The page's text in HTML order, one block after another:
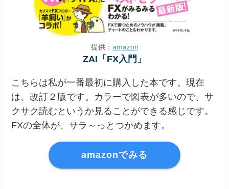
提供： amazon
ZAI「FX入門」
こちらは私が一番最初に購入した本です。現在
は、改訂２版です。カラーで図表が多いので、サ
クサク読むというか見ることができる感じです。
FXの全体が、サラ～っとつかめます。
amazonでみる